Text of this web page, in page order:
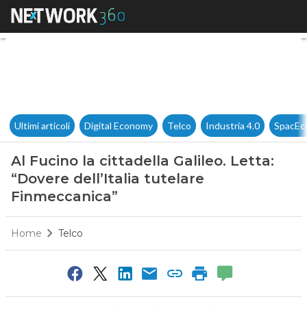
Al Fucino la cittadella
Ultimi articoli Digital Economy Telco Industria 4.0
Al Fucino la cittadella Galileo. Letta:
“Dovere dell’Italia tutelare
Finmeccanica”
Home Telco